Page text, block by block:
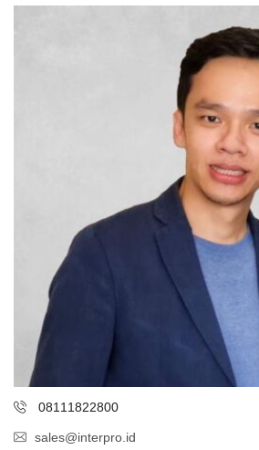
08111822800
sales@interpro.id